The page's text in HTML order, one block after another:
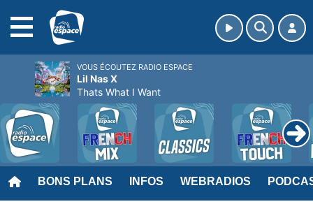
BONS PLANS INFOS WEBRADIOS
VOUS ÉCOUTEZ RADIO ESPACE
Lil Nas X
Thats What I Want